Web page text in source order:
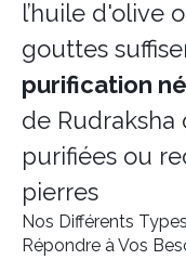
l’huile d'olive
gouttes
purification
de
purifiées ou
pierres
Nos Différents
Répondre à Vos